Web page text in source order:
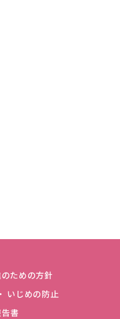
ための方針
いじめの防止
書